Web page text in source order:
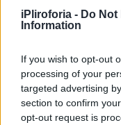
iPliroforia - Do Not
Information
If you wish to opt-out
processing of your
targeted advertising
section to confirm
opt-out request is